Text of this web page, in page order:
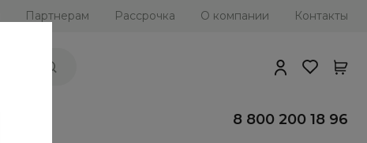
Партнерам Рассрочка О компании Контакты
8 800 200 18 96